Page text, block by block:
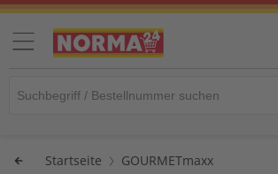
Startseite GOURMETmaxx